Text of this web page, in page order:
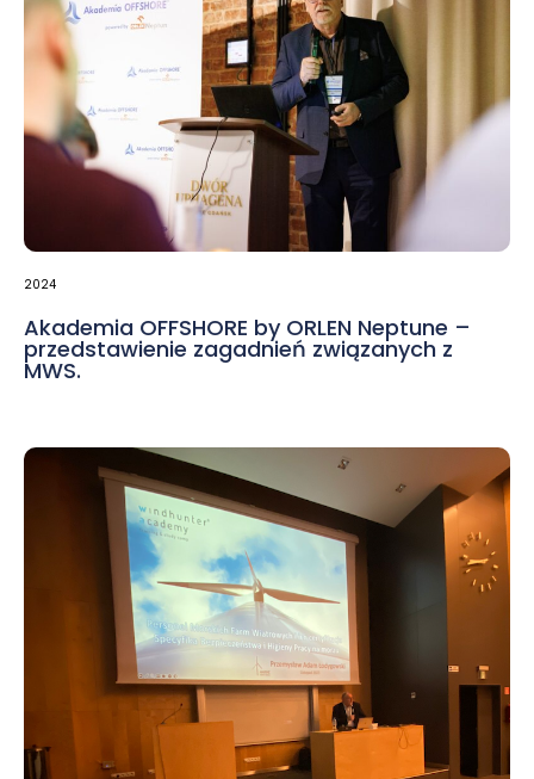
2024
Akademia OFFSHORE by ORLEN Neptune –
przedstawienie zagadnień związanych z
MWS.